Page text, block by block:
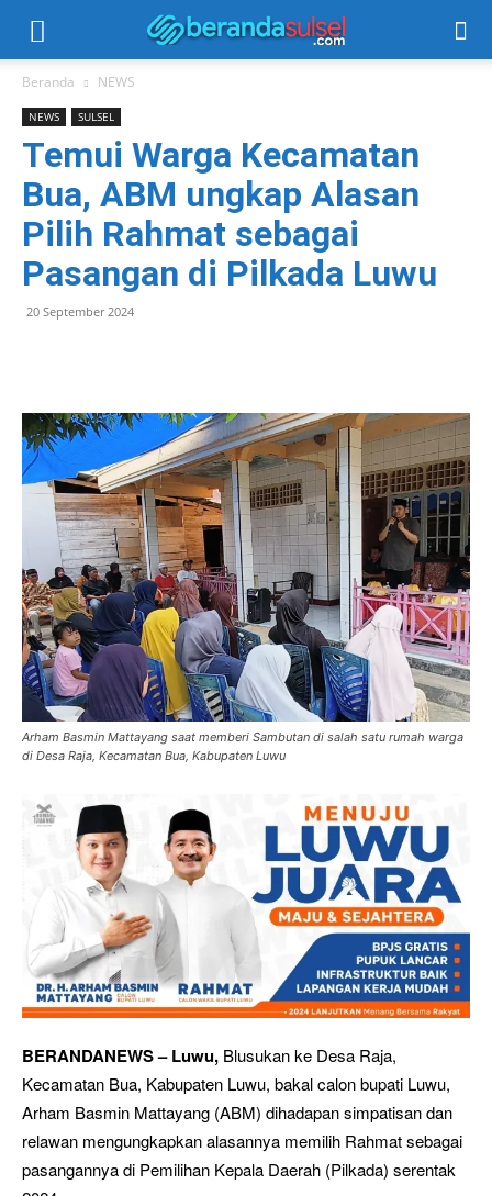
Beranda NEWS
NEWS SULSEL
Temui Warga Kecamatan
Bua, ABM ungkap Alasan
Pilih Rahmat sebagai
Pasangan di Pilkada Luwu
20 September 2024
Arham Basmin Mattayang saat memberi Sambutan di salah satu rumah warga
di Desa Raja, Kecamatan Bua, Kabupaten Luwu
BERANDANEWS – Luwu, Blusukan ke Desa Raja,
Kecamatan Bua, Kabupaten Luwu, bakal calon bupati Luwu,
Arham Basmin Mattayang (ABM) dihadapan simpatisan dan
relawan mengungkapkan alasannya memilih Rahmat sebagai
pasangannya di Pemilihan Kepala Daerah (Pilkada) serentak